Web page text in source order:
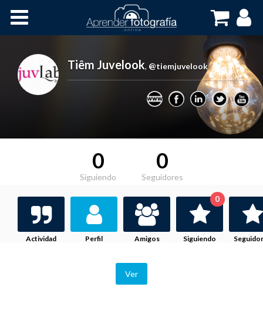
Cursos OnLine
Tiêm Juvelook, @tiemjuvelook
0
Siguiendo
0
Seguidores
Actividad Perfil Amigos Siguiendo
0
Ver